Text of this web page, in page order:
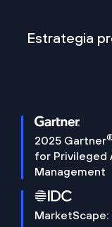
Estrategia
2025 Gartner
for Privileged
Management